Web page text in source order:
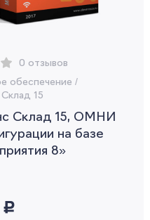
0 отзывов
обеспечение /
Склад 15
Склад 15, ОМНИ
на базе
8»
руб.